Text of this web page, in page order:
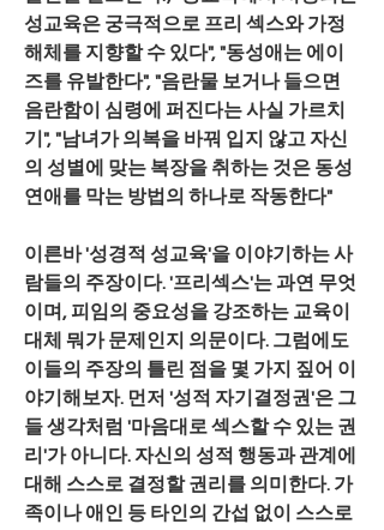
성교육은 궁극적으로 프리 섹스와 가정
해체를 지향할 수 있다", "동성애는 에이
즈를 유발한다", "음란물 보거나 들으면
음란함이 심령에 퍼진다는 사실 가르치
기", "남녀가 의복을 바꿔 입지 않고 자신
의 성별에 맞는 복장을 취하는 것은 동성
연애를 막는 방법의 하나로 작동한다"
이른바 '성경적 성교육'을 이야기하는 사
람들의 주장이다. '프리섹스'는 과연 무엇
이며, 피임의 중요성을 강조하는 교육이
대체 뭐가 문제인지 의문이다. 그럼에도
이들의 주장의 틀린 점을 몇 가지 짚어 이
야기해보자. 먼저 '성적 자기결정권'은 그
들 생각처럼 '마음대로 섹스할 수 있는 권
리'가 아니다. 자신의 성적 행동과 관계에
대해 스스로 결정할 권리를 의미한다. 가
족이나 애인 등 타인의 간섭 없이 스스로